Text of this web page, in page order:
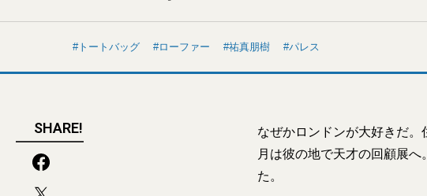
トートバッグ ローファー 祐真朋樹 パレス
SHARE!
なぜかロンドンが大好きだ
月は彼の地で天才の回顧展
た。